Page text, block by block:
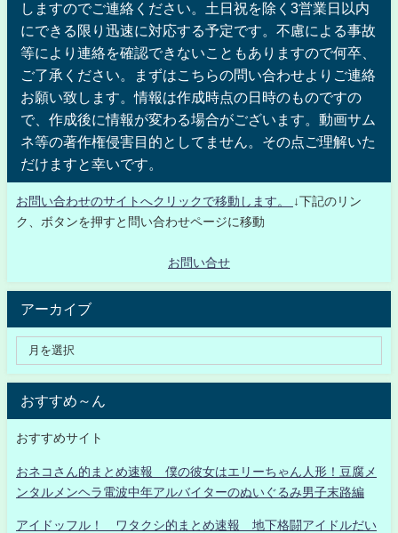
しますのでご連絡ください。土日祝を除く3営業日以内
にできる限り迅速に対応する予定です。不慮による事故
等により連絡を確認できないこともありますので何卒、
ご了承ください。まずはこちらの問い合わせよりご連絡
お願い致します。情報は作成時点の日時のものですの
で、作成後に情報が変わる場合がございます。動画サム
ネ等の著作権侵害目的としてません。その点ご理解いた
だけますと幸いです。
お問い合わせのサイトへクリックで移動します。
↓下記のリン
ク、ボタンを押すと問い合わせページに移動
お問い合せ
アーカイブ
おすすめ～ん
おすすめサイト
おネコさん的まとめ速報 僕の彼女はエリーちゃん人形！豆腐メ
ンタルメンヘラ電波中年アルバイターのぬいぐるみ男子末路編
アイドッフル！ ワタクシ的まとめ速報 地下格闘アイドルだい